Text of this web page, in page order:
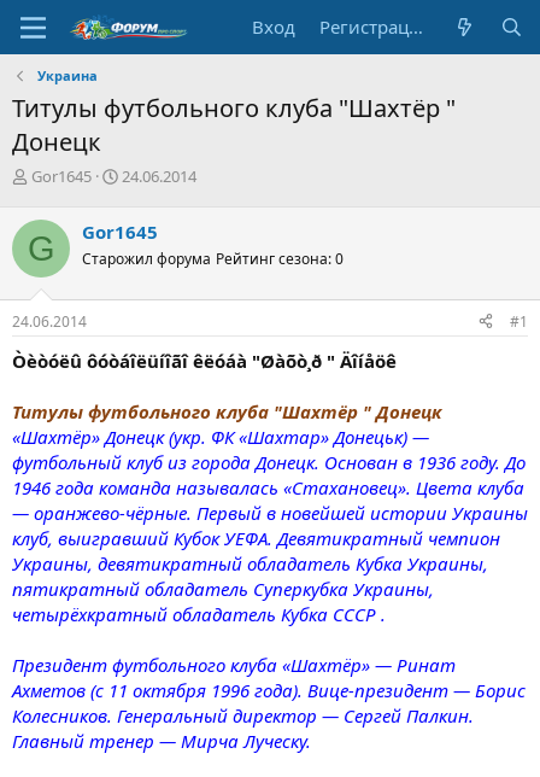
Вход Регистрация
Украина
Титулы футбольного клуба "Шахтёр "
Донецк
А
т
о
р
т
е
м
ы
Gor1645
Д
а
н
ч
л
а
24.06.2014
G Gor1645
Старожил форума Рейтинг сезона: 0
24.06.2014 #1
Òèòóëû ôóòáîëüíîãî êëóáà "Øàõò¸ð " Äîíåöê
Титулы футбольного клуба "Шахтёр " Донецк
«Шахтёр» Донецк (укр. ФК «Шахтар» Донецьк) —
футбольный клуб из города Донецк. Основан в 1936 году. До
1946 года команда называлась «Стахановец». Цвета клуба
— оранжево-чёрные. Первый в новейшей истории Украины
клуб, выигравший Кубок УЕФА. Девятикратный чемпион
Украины, девятикратный обладатель Кубка Украины,
пятикратный обладатель Суперкубка Украины,
четырёхкратный обладатель Кубка СССР .
Президент футбольного клуба «Шахтёр» — Ринат
Ахметов (с 11 октября 1996 года). Вице-президент — Борис
Колесников. Генеральный директор — Сергей Палкин.
Главный тренер — Мирча Луческу.